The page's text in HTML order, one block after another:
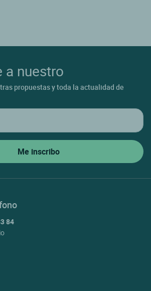
a nuestro
propuestas y toda la actualidad de
84